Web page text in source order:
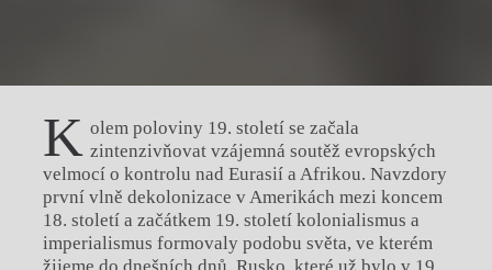
K olem poloviny 19. století se začala
zintenzivňovat vzájemná soutěž evropských
velmocí o kontrolu nad Eurasií a Afrikou. Navzdory
první vlně dekolonizace v Amerikách mezi koncem
18. století a začátkem 19. století kolonialismus a
imperialismus formovaly podobu světa, ve kterém